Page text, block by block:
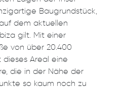
Baugrundstück,
dem aktuellen
gilt. Mit einer
von über 20.400
Areal eine
die in der Nähe der
so kaum noch zu